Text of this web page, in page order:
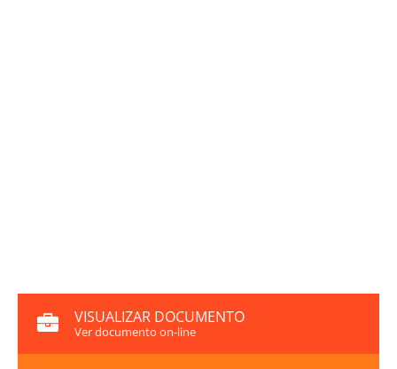
VISUALIZAR DOCUMENTO
Ver documento on-line